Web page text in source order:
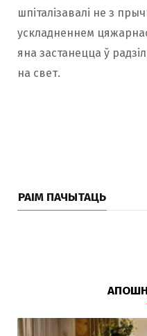
шпіталізавалі не з
ускладненнем
яна застанецца ў
на свет.
РАІМ ПАЧЫТАЦЬ